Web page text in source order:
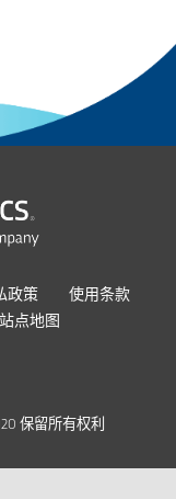
政策
使用条款
站点地图
保留所有权利